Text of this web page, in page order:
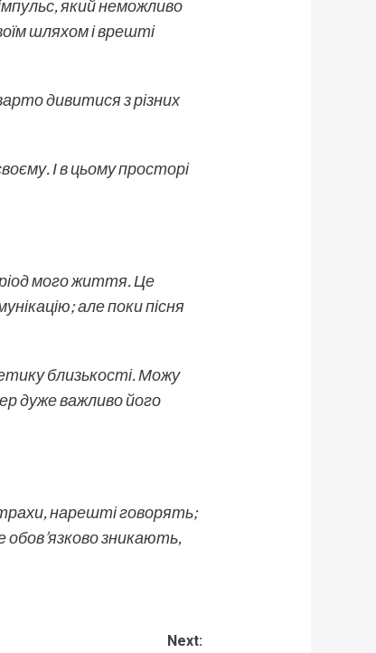
який неможливо
шляхом і врешті
дивитися з різних
І в цьому просторі
мого життя. Це
але поки пісня
близькості. Можу
дуже важливо його
нарешті говорять;
обов’язково зникають,
Next: